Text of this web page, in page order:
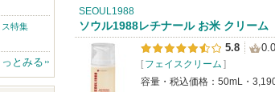
い
ま
SEOUL1988
ソウル1988レチナール お米 クリーム
5.8
[ フェイスクリーム ]
容量・税込価格：50mL・
特集
っとみる